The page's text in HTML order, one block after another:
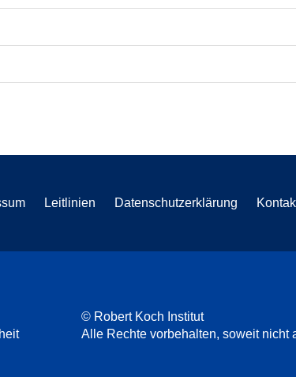
Leitlinien Datenschutzerklärung
© Robert Koch Institut
Alle Rechte vorbehalten, soweit nicht